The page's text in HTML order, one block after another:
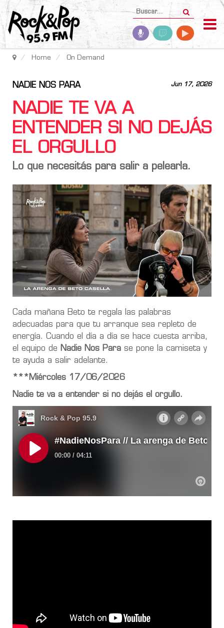
Home On Demand
Jun 17, 2026
NADIE NOS PARA
NADIE TE VA A
ENTENDER SI NO DEJÁS
EL ORGULLO
Lo que necesitás para salir a pelearla.
Cada mañana Beto te regala las palabras
adecuadas para que tu arranque sea repleto de
energía. Cuando el día a día se hace cuesta arriba,
el equipo de
Nadie Nos Para se pone la camiseta y
te ayuda a salir adelante.
***Miércoles 17/06/2026
Nadie te va a entender si no dejás el orgullo.